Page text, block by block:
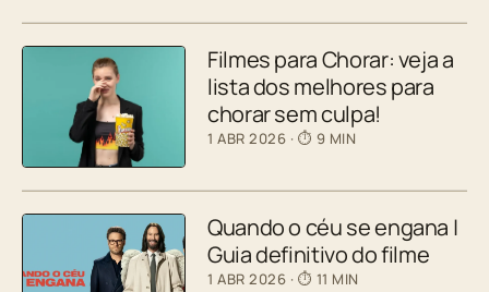
Filmes para Chorar: veja a
lista dos melhores para
chorar sem culpa!
1 ABR 2026 · ⏱ 9 MIN
Quando o céu se engana |
Guia definitivo do filme
1 ABR 2026 · ⏱ 11 MIN